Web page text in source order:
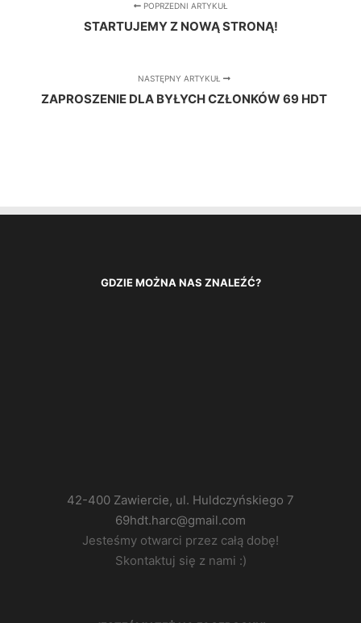
POPRZEDNI ARTYKUŁ
STARTUJEMY Z NOWĄ STRONĄ!
NASTĘPNY ARTYKUŁ
ZAPROSZENIE DLA BYŁYCH CZŁONKÓW 69 HDT
GDZIE MOŻNA NAS ZNALEŹĆ?
42-400 Zawiercie, ul. Huldczyńskiego 7
69hdt.harc@gmail.com
Jesteśmy otwarci przez całą dobę!
Skontaktuj się z nami :)